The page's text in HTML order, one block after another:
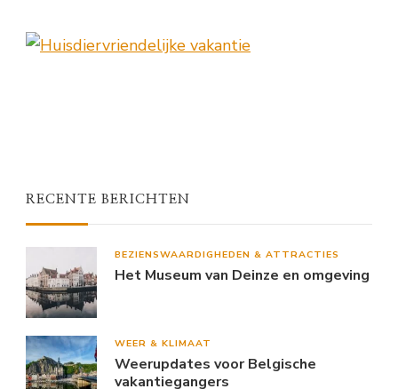
RECENTE BERICHTEN
BEZIENSWAARDIGHEDEN & ATTRACTIES
Het Museum van Deinze en omgeving
WEER & KLIMAAT
Weerupdates voor Belgische
vakantiegangers